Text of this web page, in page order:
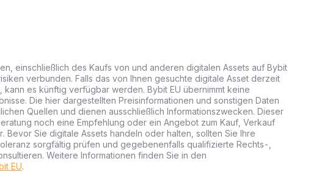
einschließlich des Kaufs von und anderen digitalen Assets auf Bybit
verbunden. Falls das von Ihnen gesuchte digitale Asset derzeit
kann es künftig verfügbar werden. Bybit EU übernimmt keine
Die hier dargestellten Preisinformationen und sonstigen Daten
Quellen und dienen ausschließlich Informationszwecken. Dieser
noch eine Empfehlung oder ein Angebot zum Kauf, Verkauf
Bevor Sie digitale Assets handeln oder halten, sollten Sie Ihre
sorgfältig prüfen und gegebenenfalls qualifizierte Rechts-,
Weitere Informationen finden Sie in den
EU.